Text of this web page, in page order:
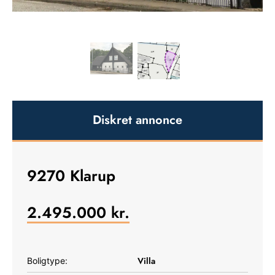
Diskret annonce
9270 Klarup
2.495.000 kr.
Boligtype: Villa